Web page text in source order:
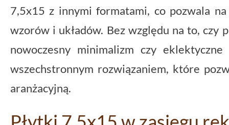
7,5x15 z innymi formatami, co pozwala
wzorów i układów. Bez względu na to, czy
nowoczesny minimalizm czy
wszechstronnym rozwiązaniem, które
aranżacyjną.